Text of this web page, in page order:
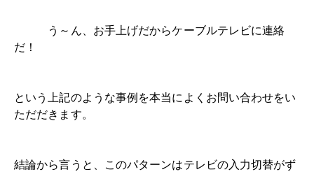
う～ん、お手上げだからケーブルテレビに連絡
だ！
という上記のような事例を本当によくお問い合わせをい
ただだきます。
結論から言うと、このパターンはテレビの入力切替がず